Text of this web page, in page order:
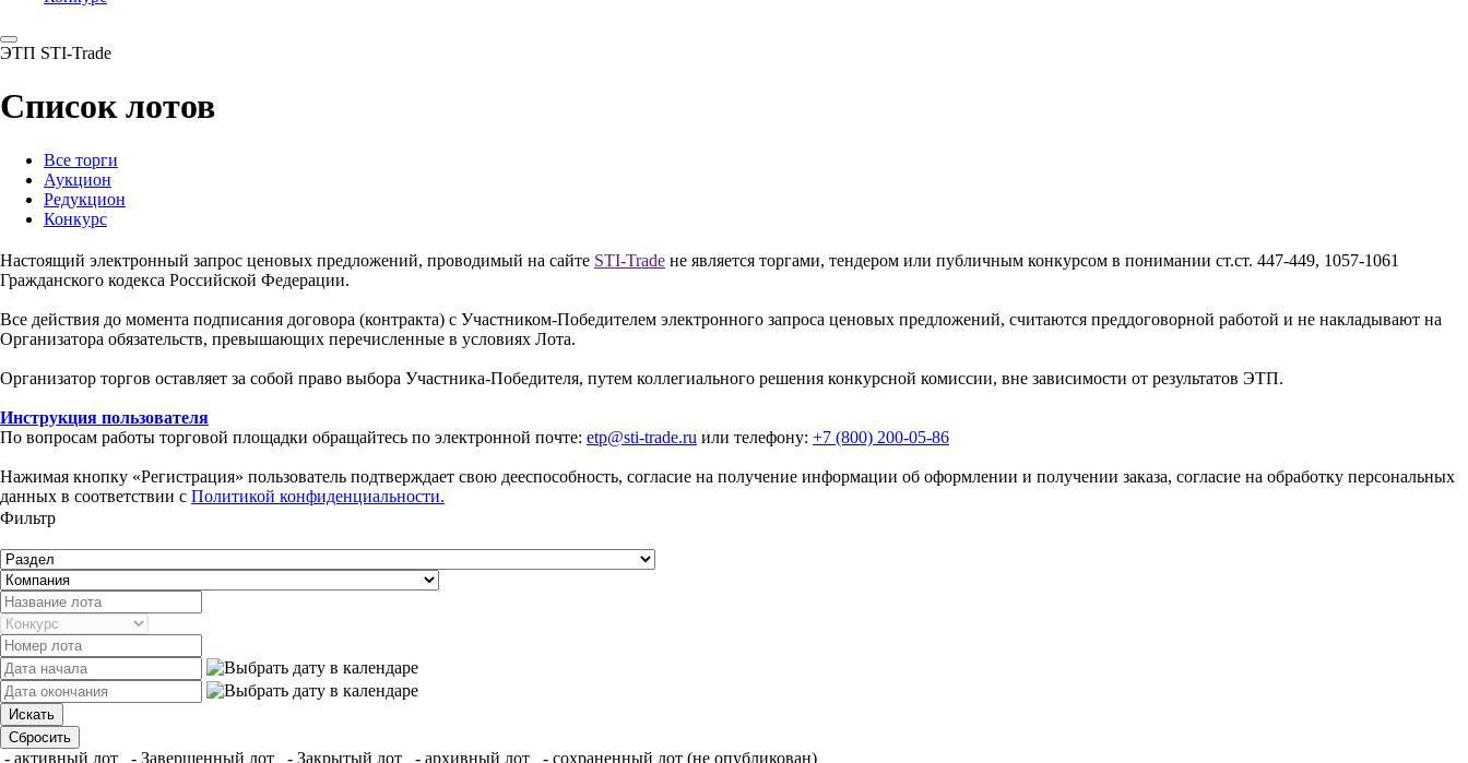
ЭТП STI-Trade
Список лотов
Все торги
Аукцион
Редукцион
Конкурс
Настоящий электронный запрос ценовых предложений, проводимый на сайте STI-Trade не является торгами, тендером или публичным конкурсом в понимании ст.ст. 447-449, 1057-1061
Гражданского кодекса Российской Федерации.
Все действия до момента подписания договора (контракта) с Участником-Победителем электронного запроса ценовых предложений, считаются преддоговорной работой и не накладывают на
Организатора обязательств, превышающих перечисленные в условиях Лота.
Организатор торгов оставляет за собой право выбора Участника-Победителя, путем коллегиального решения конкурсной комиссии, вне зависимости от результатов ЭТП.
Инструкция пользователя
По вопросам работы торговой площадки обращайтесь по электронной почте: etp@sti-trade.ru или телефону: +7 (800) 200-05-86
Нажимая кнопку «Регистрация» пользователь подтверждает свою дееспособность, согласие на получение информации об оформлении и получении заказа, согласие на обработку персональных
данных в соответствии с Политикой конфиденциальности.
Фильтр
- активный лот - Завершенный лот - Закрытый лот - архивный лот - сохраненный лот (не опубликован)